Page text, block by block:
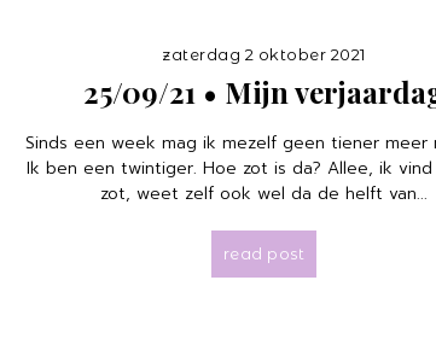
zaterdag 2 oktober 2021
25/09/21 • Mijn
Sinds een week mag ik mezelf geen tiener meer
Ik ben een twintiger. Hoe zot is da? Allee, ik
zot, weet zelf ook wel da de helft van...
read post